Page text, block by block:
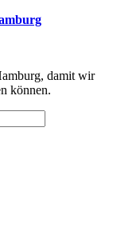
damit wir
können.